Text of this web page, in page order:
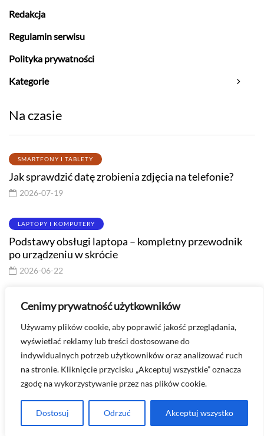
Cenimy prywatność użytkowników
Używamy plików cookie, aby poprawić jakość przeglądania,
wyświetlać reklamy lub treści dostosowane do
indywidualnych potrzeb użytkowników oraz analizować ruch
na stronie. Kliknięcie przycisku „Akceptuj wszystkie” oznacza
zgodę na wykorzystywanie przez nas plików cookie.
Dostosuj Odrzuć Akceptuj wszystko
Redakcja
Regulamin serwisu
Polityka prywatności
Kategorie
Na czasie
SMARTFONY I TABLETY
Jak sprawdzić datę zrobienia zdjęcia na telefonie?
2026-07-19
LAPTOPY I KOMPUTERY
Podstawy obsługi laptopa – kompletny przewodnik
po urządzeniu w skrócie
2026-06-22
FACEBOOK
przewodnik
2026-07-10
Masz pytanie? Skontaktuj się ze mną -
kontakt@technologiawspodnicy.pl